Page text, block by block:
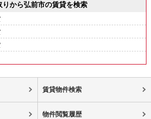
りから弘前市の賃貸を検索
賃貸物件検索
物件閲覧履歴